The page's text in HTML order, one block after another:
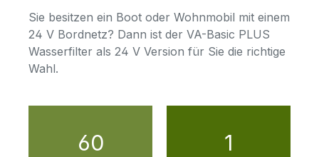
Sie besitzen ein Boot oder Wohnmobil mit einem
24 V Bordnetz? Dann ist der VA-Basic PLUS
Wasserfilter als 24 V Version für Sie die richtige
Wahl.
60 1